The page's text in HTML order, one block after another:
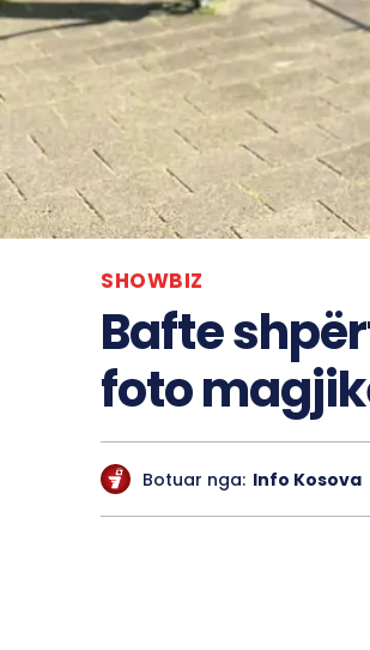
SHOWBIZ
Bafte
foto
Botuar nga: Info Kosova